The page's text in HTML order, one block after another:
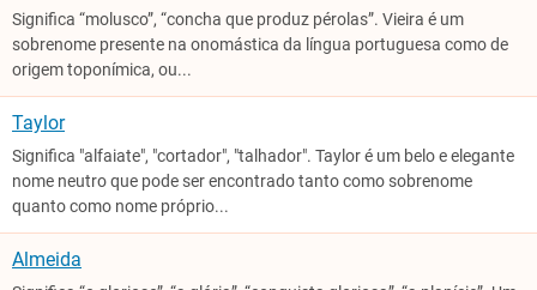
Significa “molusco”, “concha que produz pérolas”. Vieira é um
sobrenome presente na onomástica da língua portuguesa como de
origem toponímica, ou...
Taylor
Significa "alfaiate", "cortador", "talhador". Taylor é um belo e elegante
nome neutro que pode ser encontrado tanto como sobrenome
quanto como nome próprio...
Almeida